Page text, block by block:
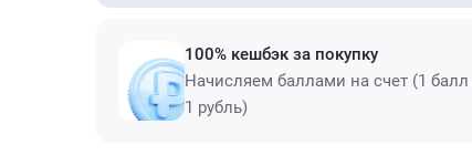
100% кешбэк за покупку
Начисляем баллами на счет (1 балл
1 рубль)